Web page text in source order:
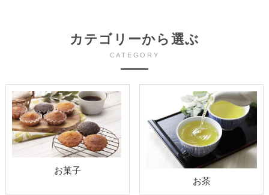
カテゴリーから選ぶ
CATEGORY
お菓子
お茶